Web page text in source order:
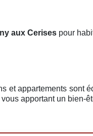
aux Cerises pour
et appartements sont
apportant un bien-